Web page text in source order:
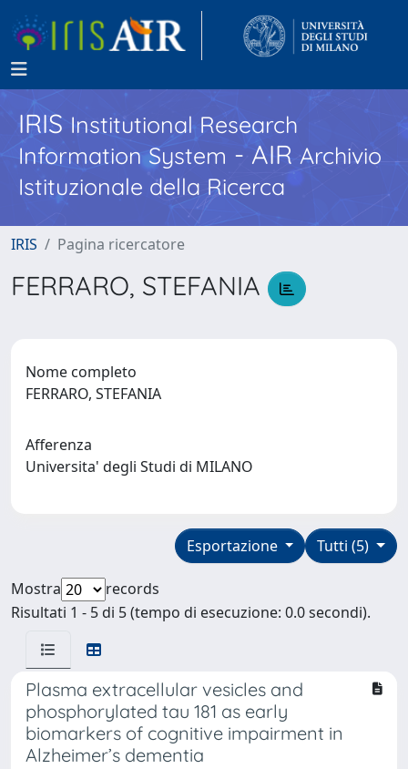
IRISInstitutional Research
Information System - AIR Archivio
Istituzionale della Ricerca
IRIS Pagina ricercatore
FERRARO, STEFANIA
Nome completo
FERRARO, STEFANIA
Afferenza
Universita' degli Studi di MILANO
Tutti (5)
Esportazione
Mostra
records
Risultati 1 - 5 di 5 (tempo di esecuzione: 0.0 secondi).
Plasma extracellular vesicles and
phosphorylated tau 181 as early
biomarkers of cognitive impairment in
Alzheimer’s dementia